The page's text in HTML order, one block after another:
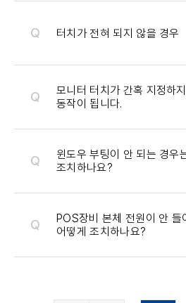
터치가 전혀 되지 않을 경우
모니터 터치가 간혹 지정하
동작이 됩니다.
윈도우 부팅이 안 되는 경우
조치하나요?
POS장비 본체 전원이 안 들
어떻게 조치하나요?